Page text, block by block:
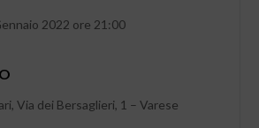
2022 ore 21:00
Via dei Bersaglieri, 1 – Varese